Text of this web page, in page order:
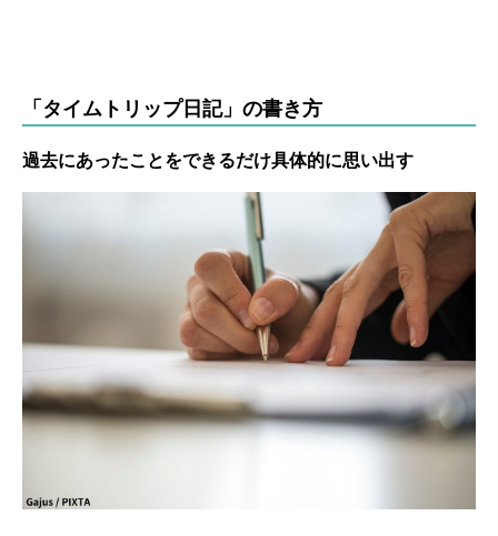
「タイムトリップ日記」の書き方
過去にあったことをできるだけ具体的に思い出す